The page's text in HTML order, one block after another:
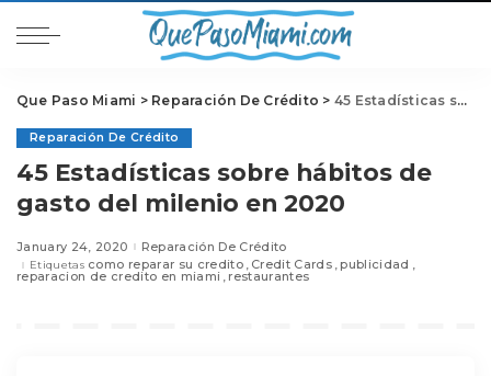
Que Paso Miami > Reparación De Crédito > 45 Estadísticas sobre hábitos de gasto del milenio en 2020
Reparación De Crédito
45 Estadísticas sobre hábitos de
gasto del milenio en 2020
January 24, 2020 Reparación De Crédito
Etiquetas como reparar su credito Credit Cards publicidad
reparacion de credito en miami restaurantes